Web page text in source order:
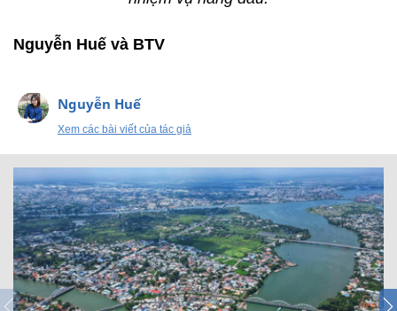
Nguyễn Huế và BTV
Nguyễn Huế
Xem các bài viết của tác giả